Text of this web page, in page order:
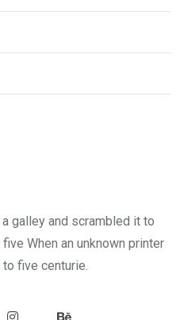
galley and scrambled it to
When an unknown printer
five centurie.